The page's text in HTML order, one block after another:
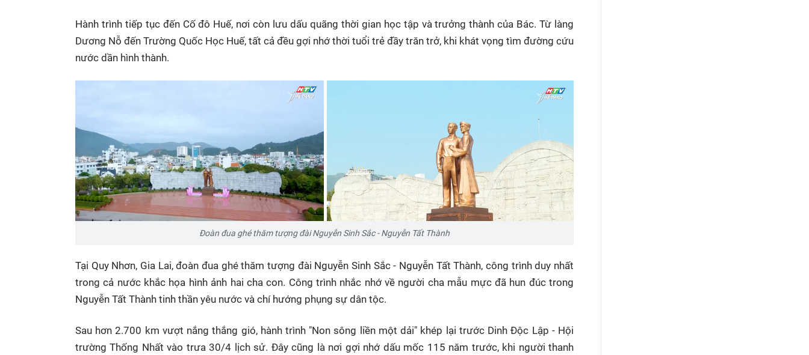
Hành trình tiếp tục đến Cố đô Huế, nơi còn lưu dấu quãng thời gian học tập và trưởng thành của Bác. Từ làng
Dương Nỗ đến Trường Quốc Học Huế, tất cả đều gợi nhớ thời tuổi trẻ đầy trăn trở, khi khát vọng tìm đường cứu
nước dần hình thành.
Đoàn đua ghé thăm tượng đài Nguyễn Sinh Sắc - Nguyễn Tất Thành
Tại Quy Nhơn, Gia Lai, đoàn đua ghé thăm tượng đài Nguyễn Sinh Sắc - Nguyễn Tất Thành, công trình duy nhất
trong cả nước khắc họa hình ảnh hai cha con. Công trình nhắc nhớ về người cha mẫu mực đã hun đúc trong
Nguyễn Tất Thành tinh thần yêu nước và chí hướng phụng sự dân tộc.
Sau hơn 2.700 km vượt nắng thắng gió, hành trình "Non sông liền một dải" khép lại trước Dinh Độc Lập - Hội
trường Thống Nhất vào trưa 30/4 lịch sử. Đây cũng là nơi gợi nhớ dấu mốc 115 năm trước, khi người thanh